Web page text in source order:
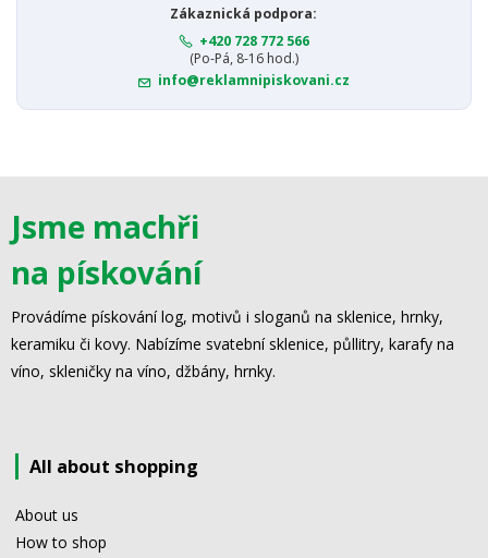
Zákaznická podpora:
+420 728 772 566
(Po-Pá, 8-16 hod.)
info@reklamnipiskovani.cz
Jsme machři
na pískování
Provádíme pískování log, motivů i sloganů na sklenice, hrnky,
keramiku či kovy. Nabízíme svatební sklenice, půllitry, karafy na
víno, skleničky na víno, džbány, hrnky.
All about shopping
About us
How to shop